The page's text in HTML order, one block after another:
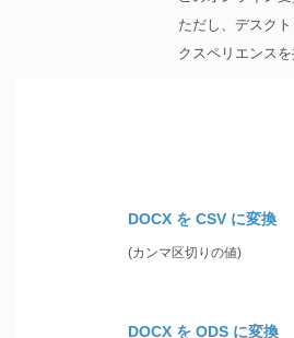
ただし、デスク
クスペリエンスを
DOCX を CSV に変換
(カンマ区切りの値)
DOCX を ODS に変換